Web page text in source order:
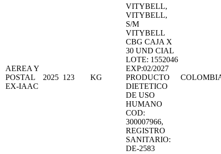
AEREA Y
POSTAL
EX-IAAC
2025 123 KG
VITYBELL,
VITYBELL,
S/M
VITYBELL
CBG CAJA X
30 UND CIAL
LOTE: 1552046
EXP:02/2027
PRODUCTO
DIETETICO
DE USO
HUMANO
COD:
300007966,
REGISTRO
SANITARIO:
DE-2583